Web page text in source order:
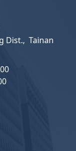
Dist.,  Tainan